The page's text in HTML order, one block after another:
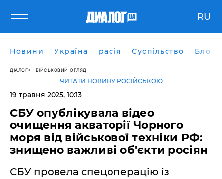
RU
Новини Україна расія Суспільство Блоги
ДІАЛОГ ВІЙСЬКОВИЙ ОГЛЯД
ЧИТАТИ НОВИНУ РОСІЙСЬКОЮ
19 травня 2025, 10:13
СБУ опублікувала відео
очищення акваторії Чорного
моря від військової техніки РФ:
знищено важливі об'єкти росіян
СБУ провела спецоперацію із